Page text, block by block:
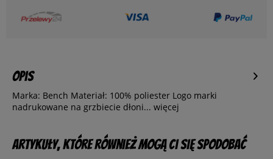
Opis
Marka: Bench Materiał: 100% poliester Logo marki
nadrukowane na grzbiecie dłoni... więcej
Artykuły, które również mogą Ci się spodobać